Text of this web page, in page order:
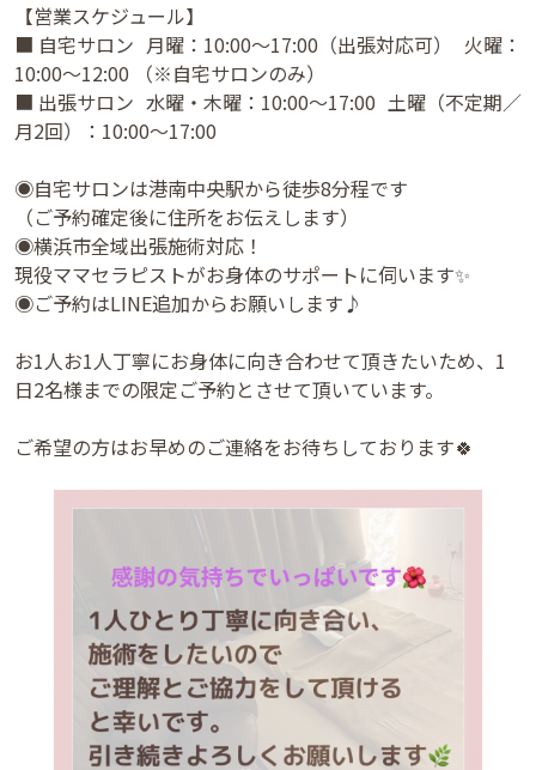
【営業スケジュール】
■ 自宅サロン 月曜：10:00〜17:00（出張対応可） 火曜：
10:00〜12:00 （※自宅サロンのみ）
■ 出張サロン 水曜・木曜：10:00〜17:00 土曜（不定期／
月2回）：10:00〜17:00
◉自宅サロンは港南中央駅から徒歩8分程です
（ご予約確定後に住所をお伝えします）
◉横浜市全域出張施術対応！
現役ママセラピストがお身体のサポートに伺います✨
◉ご予約はLINE追加からお願いします♪
お1人お1人丁寧にお身体に向き合わせて頂きたいため、1
日2名様までの限定ご予約とさせて頂いています。
ご希望の方はお早めのご連絡をお待ちしております🍀